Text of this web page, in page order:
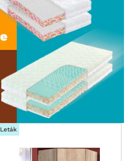
Leták